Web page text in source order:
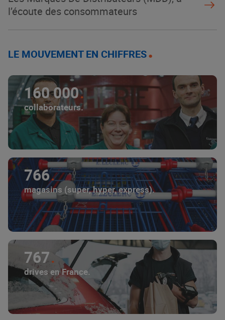
l’écoute des consommateurs
LE MOUVEMENT EN CHIFFRES
160 000
collaborateurs.
766
magasins (super, hyper, express).
767
drives en France.